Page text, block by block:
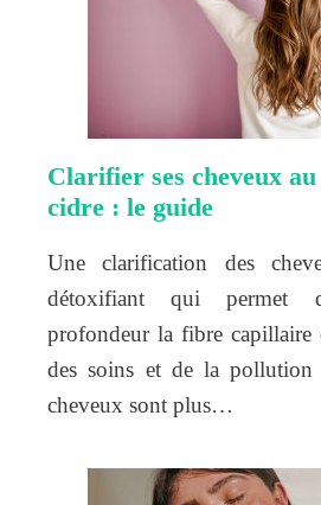
Clarifier ses cheveux
cidre : le guide
Une clarification des
détoxifiant qui permet
profondeur la fibre capillaire
des soins et de la pollution
cheveux sont plus…